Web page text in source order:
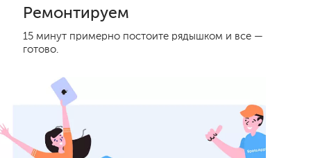
Ремонтируем
15 минут примерно постоите рядышком и все —
готово.